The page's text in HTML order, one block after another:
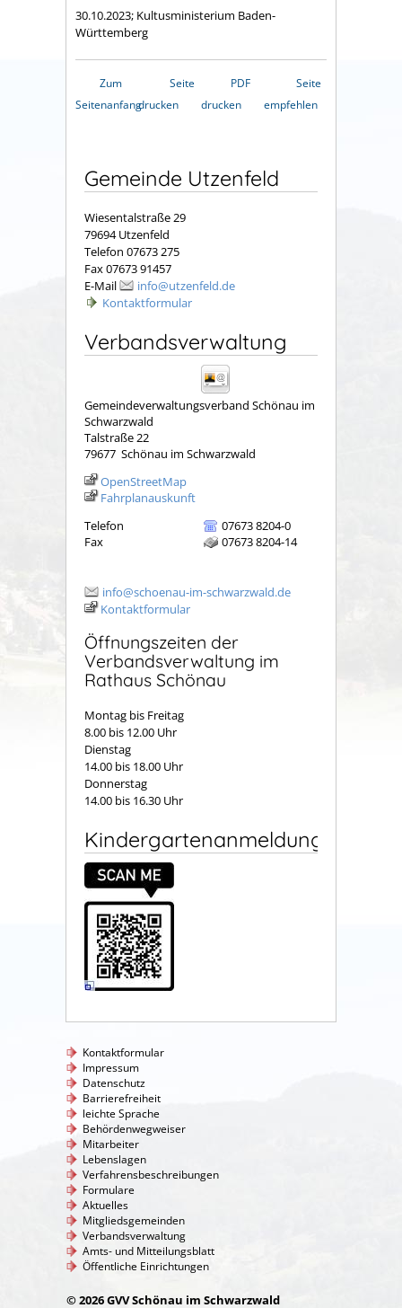
30.10.2023; Kultusministerium Baden-
Württemberg
Zum
Seitenanfang
Seite
drucken
PDF
drucken
Seite
empfehlen
Gemeinde Utzenfeld
Wiesentalstraße 29
79694 Utzenfeld
Telefon 07673 275
Fax 07673 91457
E-Mail
info@utzenfeld.de
Kontaktformular
Verbandsverwaltung
Gemeindeverwaltungsverband Schönau im
Schwarzwald
Talstraße 22
79677 Schönau im Schwarzwald
OpenStreetMap
Fahrplanauskunft
Telefon
07673 8204-0
Fax
07673 8204-14
info@schoenau-im-schwarzwald.de
Kontaktformular
Öffnungszeiten der
Verbandsverwaltung im
Rathaus Schönau
Montag bis Freitag
8.00 bis 12.00 Uhr
Dienstag
14.00 bis 18.00 Uhr
Donnerstag
14.00 bis 16.30 Uhr
Kindergartenanmeldung
Kontaktformular
Impressum
Datenschutz
Barrierefreiheit
leichte Sprache
Behördenwegweiser
Mitarbeiter
Lebenslagen
Verfahrensbeschreibungen
Formulare
Aktuelles
Mitgliedsgemeinden
Verbandsverwaltung
Amts- und Mitteilungsblatt
Öffentliche Einrichtungen
© 2026 GVV Schönau im Schwarzwald